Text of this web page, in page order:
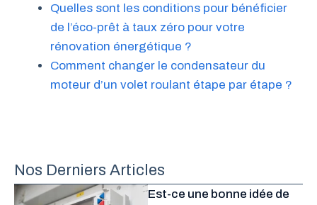
Quelles sont les conditions pour bénéficier
de l’éco-prêt à taux zéro pour votre
rénovation énergétique ?
Comment changer le condensateur du
moteur d’un volet roulant étape par étape ?
Nos Derniers Articles
Est-ce une bonne idée de